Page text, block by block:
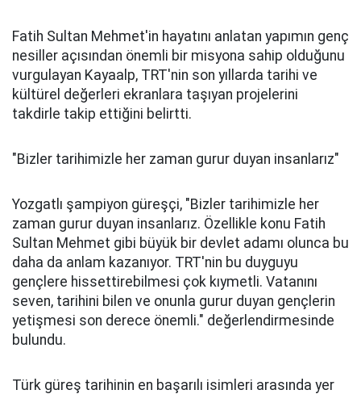
Fatih Sultan Mehmet'in hayatını anlatan yapımın genç
nesiller açısından önemli bir misyona sahip olduğunu
vurgulayan Kayaalp, TRT'nin son yıllarda tarihi ve
kültürel değerleri ekranlara taşıyan projelerini
takdirle takip ettiğini belirtti.
"Bizler tarihimizle her zaman gurur duyan insanlarız"
Yozgatlı şampiyon güreşçi, "Bizler tarihimizle her
zaman gurur duyan insanlarız. Özellikle konu Fatih
Sultan Mehmet gibi büyük bir devlet adamı olunca bu
daha da anlam kazanıyor. TRT'nin bu duyguyu
gençlere hissettirebilmesi çok kıymetli. Vatanını
seven, tarihini bilen ve onunla gurur duyan gençlerin
yetişmesi son derece önemli." değerlendirmesinde
bulundu.
Türk güreş tarihinin en başarılı isimleri arasında yer